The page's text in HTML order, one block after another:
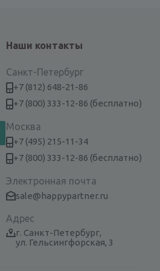
Наши контакты
Санкт-Петербург
+7 (812) 648-21-86
+7 (800) 333-12-86 (бесплатно)
Москва
+7 (495) 215-11-34
+7 (800) 333-12-86 (бесплатно)
Электронная почта
sale@happypartner.ru
Адрес
г. Санкт-Петербург,
ул. Гельсингфорская, 3